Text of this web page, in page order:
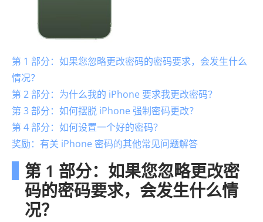
第 1 部分：如果您忽略更改密码的密码要求，会发生什么
情况？
第 2 部分：为什么我的 iPhone 要求我更改密码？
第 3 部分：如何摆脱 iPhone 强制密码更改？
第 4 部分：如何设置一个好的密码？
奖励：有关 iPhone 密码的其他常见问题解答
第 1 部分：如果您忽略更改密
码的密码要求，会发生什么情
况？